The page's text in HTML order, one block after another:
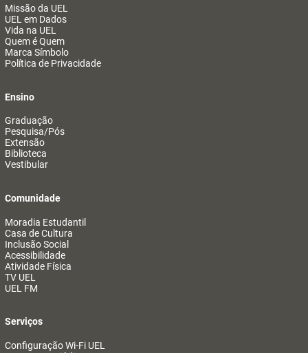
Missão da UEL
UEL em Dados
Vida na UEL
Quem é Quem
Marca Símbolo
Política de Privacidade
Ensino
Graduação
Pesquisa/Pós
Extensão
Biblioteca
Vestibular
Comunidade
Moradia Estudantil
Casa de Cultura
Inclusão Social
Acessibilidade
Atividade Física
TV UEL
UEL FM
Serviços
Configuração Wi-Fi UEL